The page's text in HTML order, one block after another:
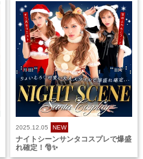
2025.12.05 NEW
ナイトシーンサンタコスプレで爆盛
れ確定！🎅✨